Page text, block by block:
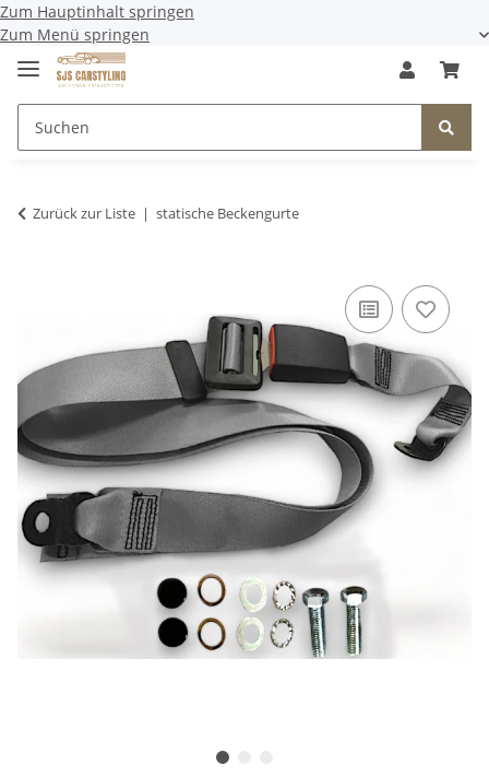
Zum Hauptinhalt springen
Zum Menü springen
Zurück zur Liste statische Beckengurte